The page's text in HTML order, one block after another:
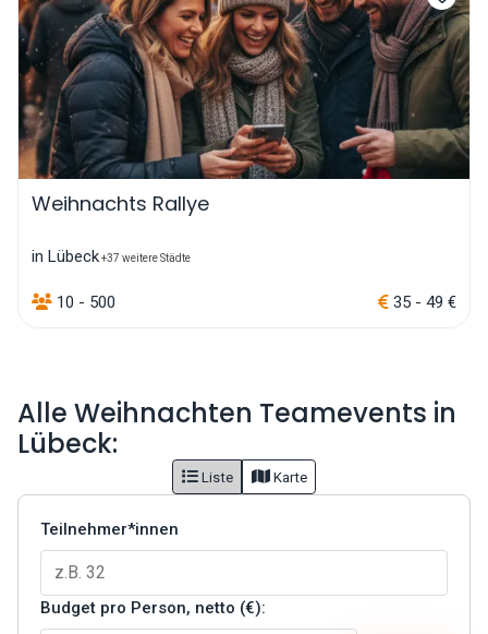
Weihnachts Rallye
in Lübeck+37 weitere Städte
10 - 500 35 - 49 €
Alle Weihnachten Teamevents in
Lübeck:
Liste Karte
Teilnehmer*innen
Budget pro Person, netto (€):